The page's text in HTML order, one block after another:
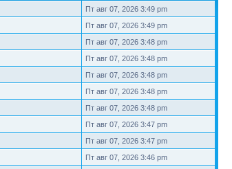
Пт авг 07, 2026 3:49 pm
Пт авг 07, 2026 3:49 pm
Пт авг 07, 2026 3:48 pm
Пт авг 07, 2026 3:48 pm
Пт авг 07, 2026 3:48 pm
Пт авг 07, 2026 3:48 pm
Пт авг 07, 2026 3:48 pm
Пт авг 07, 2026 3:47 pm
Пт авг 07, 2026 3:47 pm
Пт авг 07, 2026 3:46 pm